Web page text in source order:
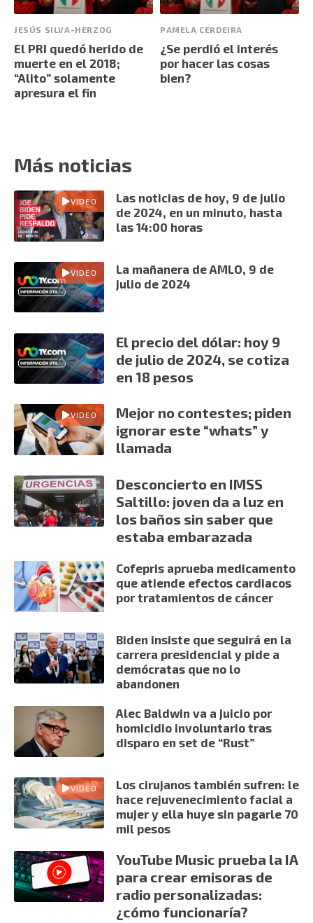
JESÚS SILVA-HERZOG
El PRI quedó herido de
muerte en el 2018;
“Alito” solamente
apresura el fin
PAMELA CERDEIRA
¿Se perdió el interés
por hacer las cosas
bien?
Más noticias
VIDEO
Las noticias de hoy, 9 de julio
de 2024, en un minuto, hasta
las 14:00 horas
VIDEO
La mañanera de AMLO, 9 de
julio de 2024
El precio del dólar: hoy 9
de julio de 2024, se cotiza
en 18 pesos
VIDEO
Mejor no contestes; piden
ignorar este “whats” y
llamada
Desconcierto en IMSS
Saltillo: joven da a luz en
los baños sin saber que
estaba embarazada
Cofepris aprueba medicamento
que atiende efectos cardiacos
por tratamientos de cáncer
Biden insiste que seguirá en la
carrera presidencial y pide a
demócratas que no lo
abandonen
Alec Baldwin va a juicio por
homicidio involuntario tras
disparo en set de “Rust”
VIDEO
Los cirujanos también sufren: le
hace rejuvenecimiento facial a
mujer y ella huye sin pagarle 70
mil pesos
YouTube Music prueba la IA
para crear emisoras de
radio personalizadas:
¿cómo funcionaría?